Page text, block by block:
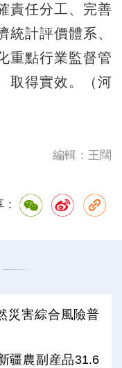
任分工、完善
統計評價體系、
重點行業監督管
取得實效。（河
編輯：王闊
災害綜合風險普
疆農副産品31.6